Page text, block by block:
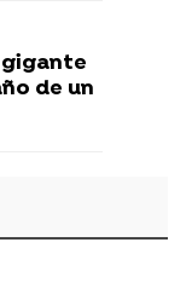
gigante
de un